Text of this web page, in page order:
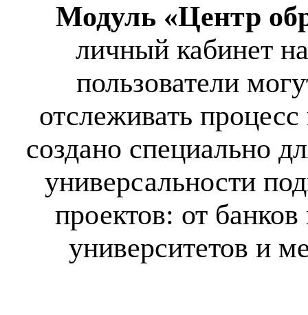
Модуль «Центр
личный кабинет
пользователи
отслеживать
создано специально
универсальности
проектов: от
университетов и